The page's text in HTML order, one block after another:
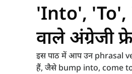
'Into', 'To',
वाले अंग्रेजी
इस पाठ में आप उन phrasal
हैं, जैसे bump into, come